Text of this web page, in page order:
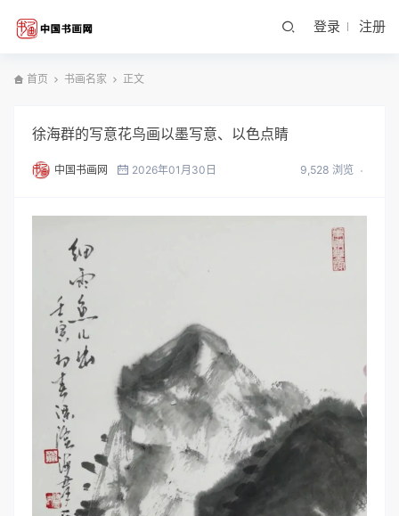
登录 注册
首页 书画名家 正文
徐海群的写意花鸟画以墨写意、以色点睛
中国书画网 2026年01月30日 9,528 浏览